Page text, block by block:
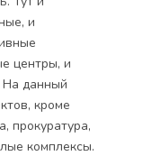
и
центры, и
На данный
кроме
прокуратура,
комплексы.